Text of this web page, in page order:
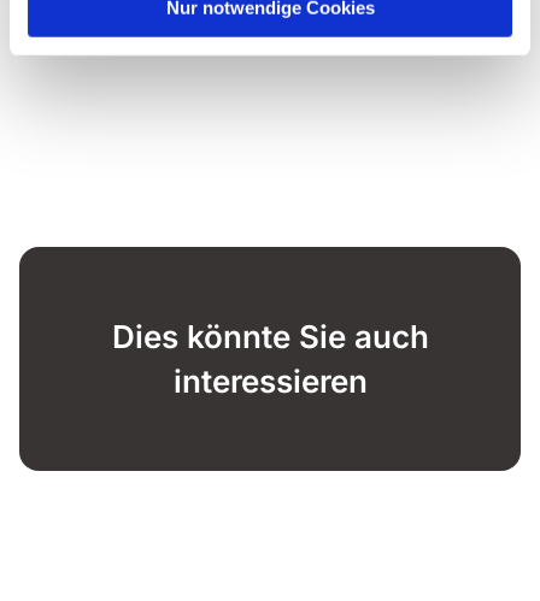
Nur notwendige Cookies
Dies könnte Sie auch
interessieren